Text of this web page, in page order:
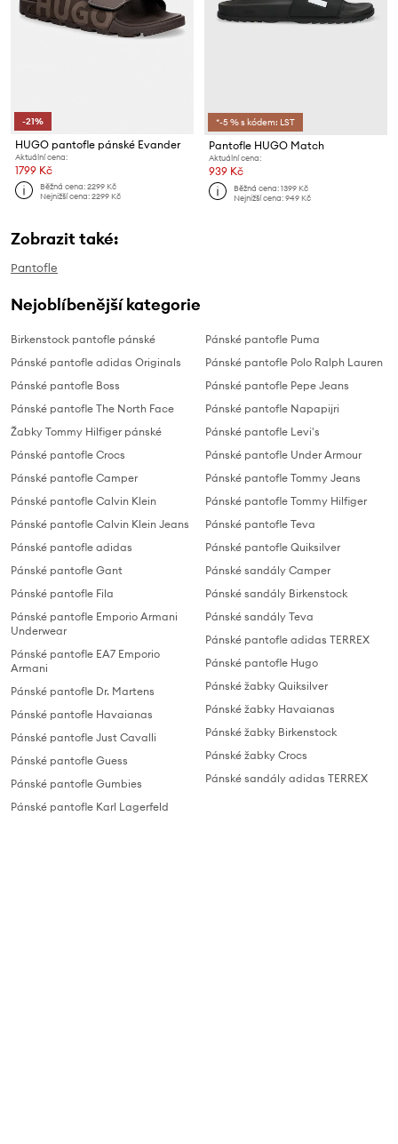
-21%
HUGO pantofle pánské Evander
Aktuální cena:
1799 Kč
Běžná cena:2299 Kč
Nejnižší cena:2299 Kč
*-5 % s kódem: LST
Pantofle HUGO Match
Aktuální cena:
939 Kč
Běžná cena:1399 Kč
Nejnižší cena:949 Kč
Zobrazit také:
Pantofle
Nejoblíbenější kategorie
Birkenstock pantofle pánské
Pánské pantofle adidas Originals
Pánské pantofle Boss
Pánské pantofle The North Face
Žabky Tommy Hilfiger pánské
Pánské pantofle Crocs
Pánské pantofle Camper
Pánské pantofle Calvin Klein
Pánské pantofle Calvin Klein Jeans
Pánské pantofle adidas
Pánské pantofle Gant
Pánské pantofle Fila
Pánské pantofle Emporio Armani
Underwear
Pánské pantofle EA7 Emporio
Armani
Pánské pantofle Dr. Martens
Pánské pantofle Havaianas
Pánské pantofle Just Cavalli
Pánské pantofle Guess
Pánské pantofle Gumbies
Pánské pantofle Karl Lagerfeld
Pánské pantofle Puma
Pánské pantofle Polo Ralph Lauren
Pánské pantofle Pepe Jeans
Pánské pantofle Napapijri
Pánské pantofle Levi's
Pánské pantofle Under Armour
Pánské pantofle Tommy Jeans
Pánské pantofle Tommy Hilfiger
Pánské pantofle Teva
Pánské pantofle Quiksilver
Pánské sandály Camper
Pánské sandály Birkenstock
Pánské sandály Teva
Pánské pantofle adidas TERREX
Pánské pantofle Hugo
Pánské žabky Quiksilver
Pánské žabky Havaianas
Pánské žabky Birkenstock
Pánské žabky Crocs
Pánské sandály adidas TERREX